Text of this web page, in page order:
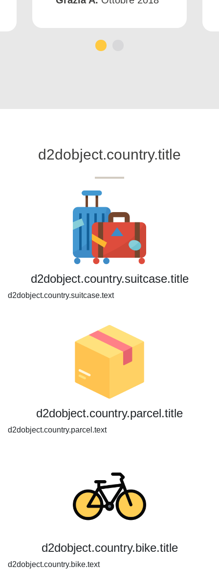
d2dobject.country.title
d2dobject.country.suitcase.title
d2dobject.country.suitcase.text
d2dobject.country.parcel.title
d2dobject.country.parcel.text
d2dobject.country.bike.title
d2dobject.country.bike.text